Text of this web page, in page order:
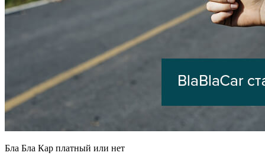
Бла Бла Кар платный или нет